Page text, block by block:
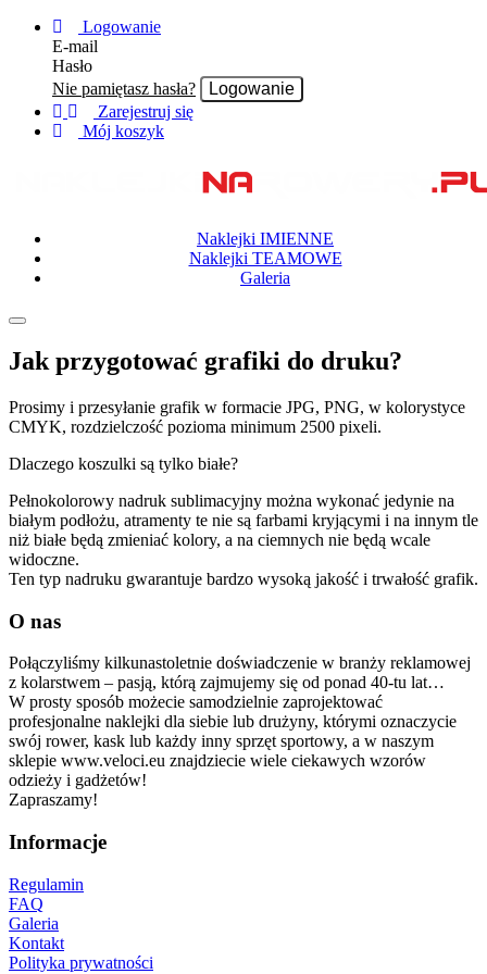
Logowanie
E-mail
Hasło
Nie pamiętasz hasła?
Zarejestruj się
Mój koszyk
Naklejki IMIENNE
Naklejki TEAMOWE
Galeria
Rozwiń
Jak przygotować grafiki do druku?
Prosimy i przesyłanie grafik w formacie JPG, PNG, w kolorystyce
CMYK, rozdzielczość pozioma minimum 2500 pixeli.
Dlaczego koszulki są tylko białe?
Pełnokolorowy nadruk sublimacyjny można wykonać jedynie na
białym podłożu, atramenty te nie są farbami kryjącymi i na innym tle
niż białe będą zmieniać kolory, a na ciemnych nie będą wcale
widoczne.
Ten typ nadruku gwarantuje bardzo wysoką jakość i trwałość grafik.
O nas
Połączyliśmy kilkunastoletnie doświadczenie w branży reklamowej
z kolarstwem – pasją, którą zajmujemy się od ponad 40-tu lat…
W prosty sposób możecie samodzielnie zaprojektować
profesjonalne naklejki dla siebie lub drużyny, którymi oznaczycie
swój rower, kask lub każdy inny sprzęt sportowy, a w naszym
sklepie www.veloci.eu znajdziecie wiele ciekawych wzorów
odzieży i gadżetów!
Zapraszamy!
Informacje
Regulamin
FAQ
Galeria
Kontakt
Polityka prywatności